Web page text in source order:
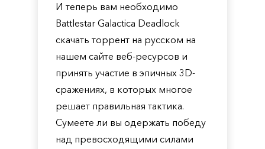
И теперь вам необходимо
Battlestar Galactica Deadlock
скачать торрент на русском на
нашем сайте веб-ресурсов и
принять участие в эпичных 3D-
сражениях, в которых многое
решает правильная тактика.
Сумеете ли вы одержать победу
над превосходящими силами